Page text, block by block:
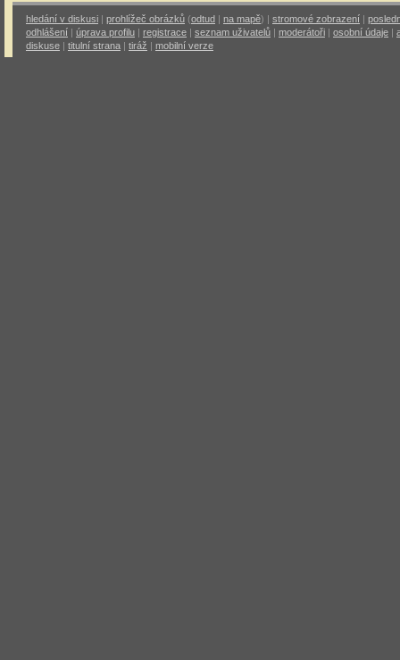
hledání v diskusi | prohlížeč obrázků (odtud | na mapě) | stromové zobrazení |
odhlášení | úprava profilu | registrace | seznam uživatelů | moderátoři | osobní údaje |
diskuse | titulní strana | tiráž | mobilní verze